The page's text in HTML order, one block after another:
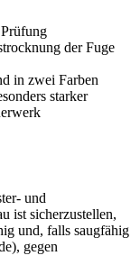
der Fuge
in zwei Farben
starker
und
ist sicherzustellen,
und, falls saugfähig
gegen